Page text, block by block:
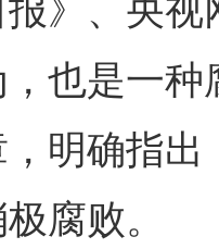
、央视
也是一种
明确指
腐败。